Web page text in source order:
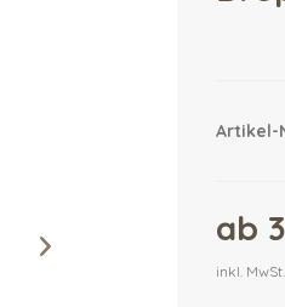
Artikel-
ab
inkl. MwSt.